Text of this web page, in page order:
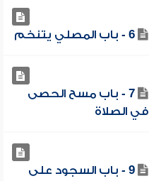
6 - باب المصلي يتنخم
7 - باب مسح الحصى
في الصلاة
9 - باب السجود على